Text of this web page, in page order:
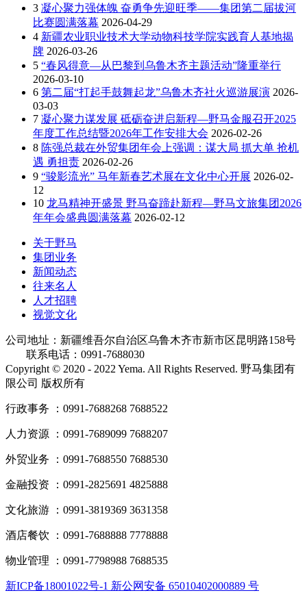
3 凝心聚力强体魄 奋勇争先迎旺季——集团第二届拔河
比赛圆满落幕 2026-04-29
4 新疆农业职业技术大学动物科技学院实践育人基地揭
牌 2026-03-26
5 “春风得意—从巴黎到乌鲁木齐主题活动”隆重举行
2026-03-10
6 第二届“打起手鼓舞起龙”乌鲁木齐社火巡游展演 2026-
03-03
7 凝心聚力谋发展 砥砺奋进启新程—野马金服召开2025
年度工作总结暨2026年工作安排大会 2026-02-26
8 陈强总裁在外贸集团年会上强调：谋大局 抓大单 抢机
遇 勇担责 2026-02-26
9 “骏影流光” 马年新春艺术展在文化中心开展 2026-02-
12
10 龙马精神开盛景 野马奋蹄赴新程—野马文旅集团2026
年年会盛典圆满落幕 2026-02-12
关于野马
集团业务
新闻动态
往来名人
人才招聘
视觉文化
公司地址：新疆维吾尔自治区乌鲁木齐市新市区昆明路158号
联系电话：0991-7688030
Copyright © 2020 - 2022 Yema. All Rights Reserved. 野马集团有
限公司 版权所有
行政事务 ：0991-7688268 7688522
人力资源 ：0991-7689099 7688207
外贸业务 ：0991-7688550 7688530
金融投资 ：0991-2825691 4825888
文化旅游 ：0991-3819369 3631358
酒店餐饮 ：0991-7688888 7778888
物业管理 ：0991-7798988 7688535
新ICP备18001022号-1 新公网安备 65010402000889 号